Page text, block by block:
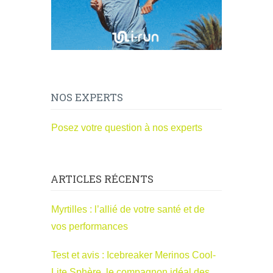
NOS EXPERTS
Posez votre question à nos experts
ARTICLES RÉCENTS
Myrtilles : l’allié de votre santé et de
vos performances
Test et avis : Icebreaker Merinos Cool-